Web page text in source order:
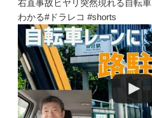
右直事故ヒヤリ突然現れる自転車
わかる#ドラレコ #shorts